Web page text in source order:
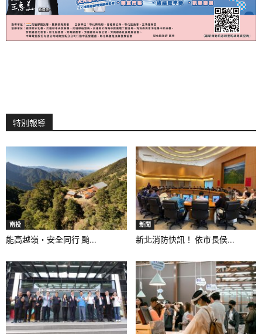
特別報導
南投
能高越嶺‧安全同行 颱...
新聞
新北消防快訊！ 依市長侯...